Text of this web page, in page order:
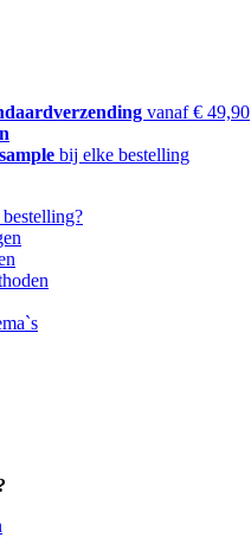
vanaf € 49,90
bij elke bestelling